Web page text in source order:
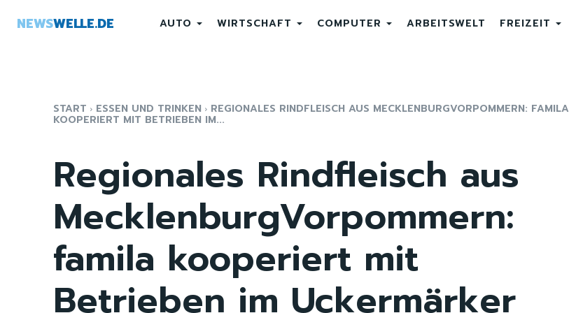
NEWSWELLE.DE AUTO WIRTSCHAFT COMPUTER ARBEITSWELT FREIZEIT
START ESSEN UND TRINKEN REGIONALES RINDFLEISCH AUS MECKLENBURGVORPOMMERN: FAMILA
KOOPERIERT MIT BETRIEBEN IM...
Regionales Rindfleisch aus
MecklenburgVorpommern:
famila kooperiert mit
Betrieben im Uckermärker